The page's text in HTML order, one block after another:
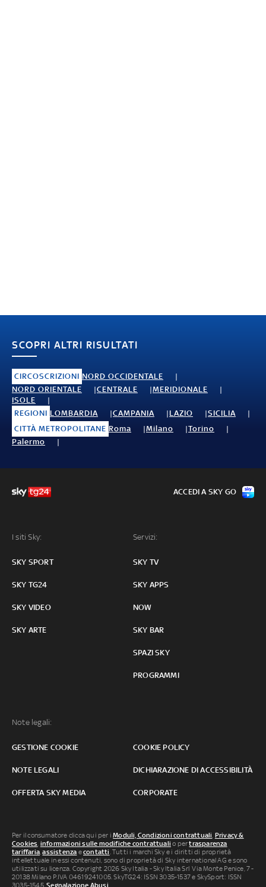
SCOPRI ALTRI RISULTATI
CIRCOSCRIZIONI NORD OCCIDENTALE
NORD ORIENTALE
CENTRALE
MERIDIONALE
ISOLE
REGIONI LOMBARDIA CAMPANIA LAZIO
SICILIA
CITTÀ METROPOLITANE Roma Milano
Torino
Palermo
I siti Sky:
SKY SPORT
SKY TG24
SKY VIDEO
SKY ARTE
Servizi:
SKY TV
SKY APPS
NOW
SKY BAR
SPAZI SKY
PROGRAMMI
Note legali:
GESTIONE COOKIE COOKIE POLICY
NOTE LEGALI DICHIARAZIONE DI ACCESSIBILITÀ
OFFERTA SKY MEDIA CORPORATE
ACCEDI A SKY GO
Per il consumatore clicca qui per iModuli, Condizioni contrattuali, Privacy &
Cookies, informazioni sulle modifiche contrattuali o pertrasparenza
tariffaria,assistenza econtatti. Tutti i marchi Sky e i diritti di proprietà
intellettuale in essi contenuti, sono di proprietà di Sky international AG e sono
utilizzati su licenza. Copyright 2026 Sky Italia - Sky Italia Srl Via Monte Penice, 7 -
20138 Milano P.IVA 04619241005. SkyTG24: ISSN 3035-1537 e SkySport: ISSN
3035-1545.Segnalazione Abusi